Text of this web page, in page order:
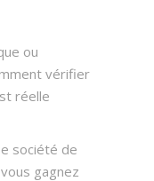
ou
vérifier
réelle
société de
gagnez